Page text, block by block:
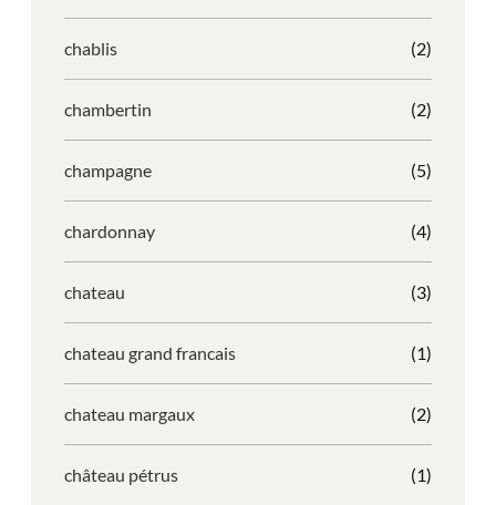
chablis (2)
chambertin (2)
champagne (5)
chardonnay (4)
chateau (3)
chateau grand francais (1)
chateau margaux (2)
château pétrus (1)